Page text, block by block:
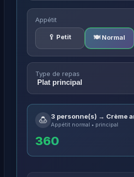
Appétit
🥄 Petit 🍽️ Normal
Type de repas
🍮 3 personne(s) → Crème
Appétit normal • principal
360